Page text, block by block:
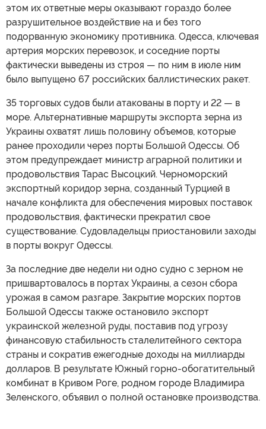
этом их ответные меры оказывают гораздо более
разрушительное воздействие на и без того
подорванную экономику противника. Одесса, ключевая
артерия морских перевозок, и соседние порты
фактически выведены из строя — по ним в июле ним
было выпущено 67 российских баллистических ракет.
35 торговых судов были атакованы в порту и 22 — в
море. Альтернативные маршруты экспорта зерна из
Украины охватят лишь половину объемов, которые
ранее проходили через порты Большой Одессы. Об
этом предупреждает министр аграрной политики и
продовольствия Тарас Высоцкий. Черноморский
экспортный коридор зерна, созданный Турцией в
начале конфликта для обеспечения мировых поставок
продовольствия, фактически прекратил свое
существование. Судовладельцы приостановили заходы
в порты вокруг Одессы.
За последние две недели ни одно судно с зерном не
пришвартовалось в портах Украины, а сезон сбора
урожая в самом разгаре. Закрытие морских портов
Большой Одессы также остановило экспорт
украинской железной руды, поставив под угрозу
финансовую стабильность сталелитейного сектора
страны и сократив ежегодные доходы на миллиарды
долларов. В результате Южный горно-обогатительный
комбинат в Кривом Роге, родном городе Владимира
Зеленского, объявил о полной остановке производства.